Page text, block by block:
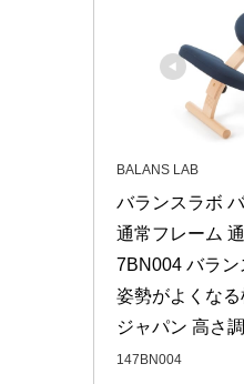
BALANS LAB
バランスラボ
通常フレーム
7BN004 バラ
姿勢がよくな
ジャパン 高さ調
147BN004